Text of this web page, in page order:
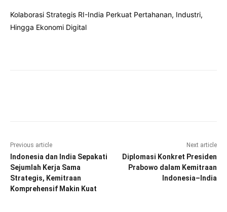
Kolaborasi Strategis RI-India Perkuat Pertahanan, Industri,
Hingga Ekonomi Digital
Previous article
Indonesia dan India Sepakati
Sejumlah Kerja Sama
Strategis, Kemitraan
Komprehensif Makin Kuat
Next article
Diplomasi Konkret Presiden
Prabowo dalam Kemitraan
Indonesia–India